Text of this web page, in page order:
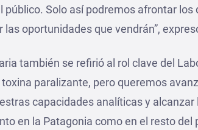
público. Solo así podremos afrontar
las oportunidades que vendrán”,
también se refirió al rol clave del
paralizante, pero queremos
capacidades analíticas y
en la Patagonia como en el resto del